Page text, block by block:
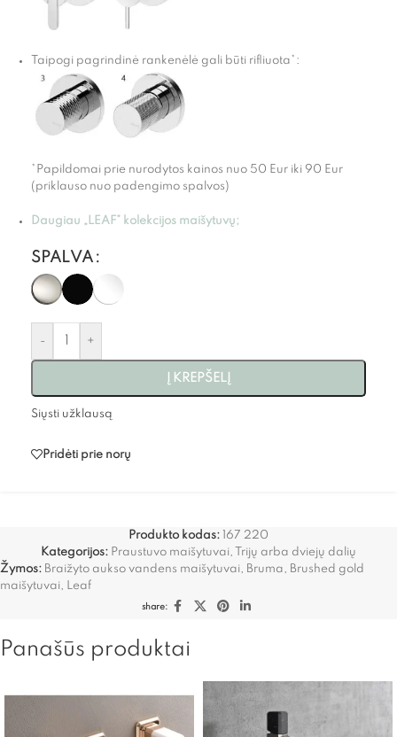
Taipogi pagrindinė rankenėlė gali būti rifliuota*:
*Papildomai prie nurodytos kainos nuo 50 Eur iki 90 Eur
(priklauso nuo padengimo spalvos)
Daugiau „LEAF” kolekcijos maišytuvų;
SPALVA
- +
Į KREPŠELĮ
Siųsti užklausą
Pridėti prie norų
Produkto kodas:
167 220
Kategorijos: Praustuvo maišytuvai,
Trijų arba dviejų dalių
Žymos: Braižyto aukso vandens maišytuvai, Bruma, Brushed gold
maišytuvai, Leaf
share:
Panašūs produktai